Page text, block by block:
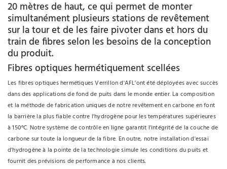
20 mètres de haut, ce qui permet de monter
simultanément plusieurs stations de revêtement
sur la tour et de les faire pivoter dans et hors du
train de fibres selon les besoins de la conception
du produit.
Fibres optiques hermétiquement scellées
Les fibres optiques hermétiques Verrillon d'AFL’ont été déployées avec succès
dans des applications de fond de puits dans le monde entier. La composition
et la méthode de fabrication uniques de notre revêtement en carbone en font
la barrière la plus fiable contre l'hydrogène pour les températures supérieures
à 150°C. Notre système de contrôle en ligne garantit l'intégrité de la couche de
carbone sur toute la longueur de la fibre. En outre, notre installation d'essai
d'hydrogène à la pointe de la technologie simule les conditions du puits et
fournit des prévisions de performance à nos clients.